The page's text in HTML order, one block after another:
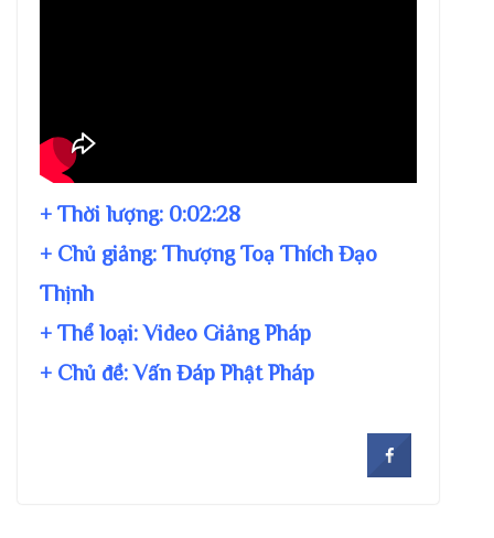
+ Thời lượng: 0:02:28
+ Chủ giảng: Thượng Toạ Thích Đạo
Thịnh
+ Thể loại: Video Giảng Pháp
+ Chủ đề:Vấn Đáp Phật Pháp